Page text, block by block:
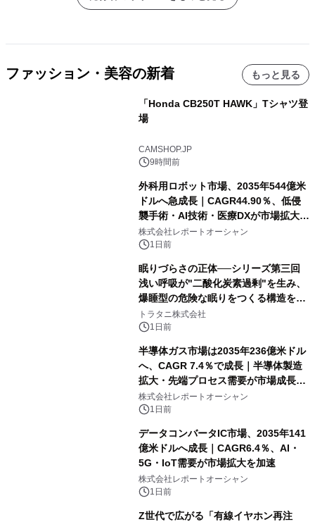
ファッション・美容の新着 もっと見る
「Honda CB250T HAWK」Tシャツ登
場
CAMSHOP.JP
9時間前
外科用ロボット市場、2035年544億米
ドルへ急成長｜CAGR44.90％、低侵
襲手術・AI技術・医療DXが市場拡大を
牽引
株式会社レポートオーシャン
1日前
眠りづらさの正体──シリーズ第三回
浅い呼吸が"二酸化炭素過剰"を生み、
爆睡型の危険な眠りをつくる構造を解
説
トラタニ株式会社
1日前
半導体ガス市場は2035年236億米ドル
へ、CAGR 7.4％で成長｜半導体製造
拡大・先端プロセス需要が市場成長を
加速
株式会社レポートオーシャン
1日前
データコンバータIC市場、2035年141
億米ドルへ成長｜CAGR6.4％、AI・
5G・IoT需要が市場拡大を加速
株式会社レポートオーシャン
1日前
Z世代で広がる「有線イヤホン再注